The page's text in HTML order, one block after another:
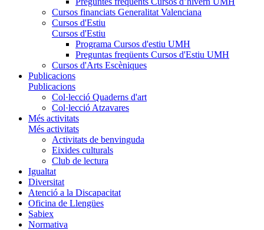
Cursos financiats Generalitat Valenciana
Cursos d'Estiu
Cursos d'Estiu
Programa Cursos d'estiu UMH
Preguntas freqüents Cursos d'Estiu UMH
Cursos d'Arts Escèniques
Publicacions
Publicacions
Col·lecció Quaderns d'art
Col·lecció Atzavares
Més activitats
Més activitats
Activitats de benvinguda
Eixides culturals
Club de lectura
Igualtat
Diversitat
Atenció a la Discapacitat
Oficina de Llengües
Sabiex
Normativa